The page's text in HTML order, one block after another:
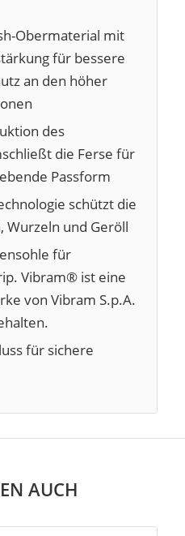
Obermaterial mit
für bessere
an den höher
des
die Ferse für
Passform
schützt die
Wurzeln und Geröll
für
Vibram® ist eine
von Vibram S.p.A.
für sichere
AUCH